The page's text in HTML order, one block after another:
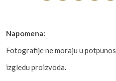
Napomena:
Fotografije ne moraju u
izgledu proizvoda.